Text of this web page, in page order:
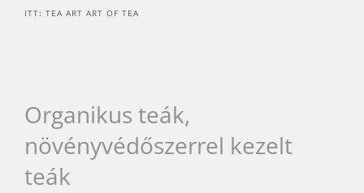
ITT: TEA ART ART OF TEA
Bejegyzés
navigáció
Organikus teák,
növényvédőszerrel kezelt
teák